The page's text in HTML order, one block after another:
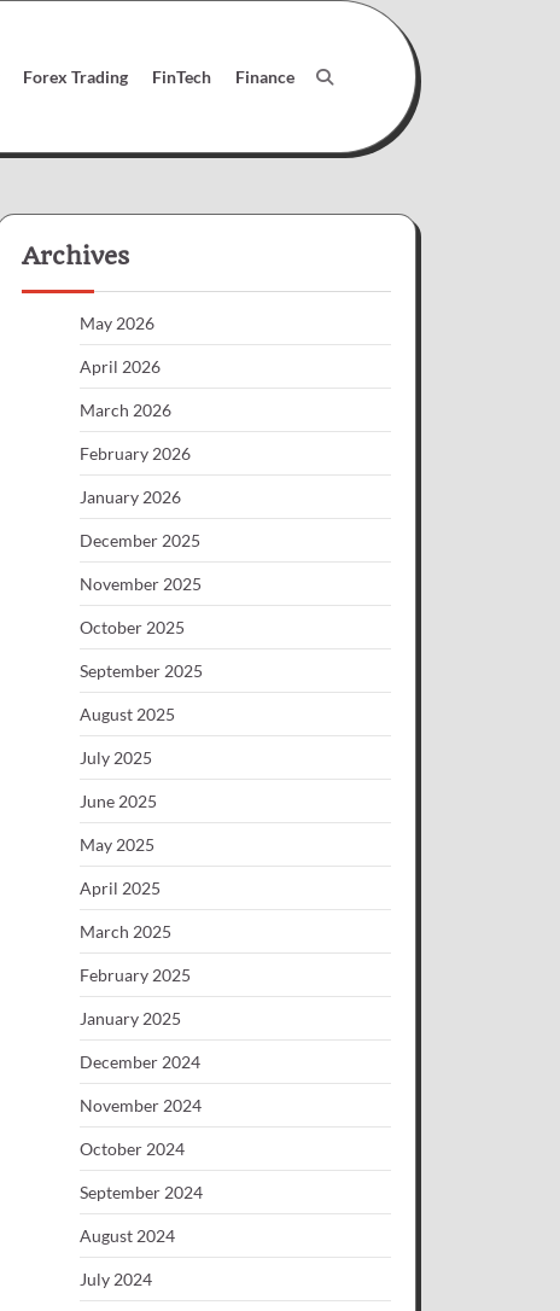
Forex Trading FinTech Finance
Archives
May 2026
April 2026
March 2026
February 2026
January 2026
December 2025
November 2025
October 2025
September 2025
August 2025
July 2025
June 2025
May 2025
April 2025
March 2025
February 2025
January 2025
December 2024
November 2024
October 2024
September 2024
August 2024
July 2024